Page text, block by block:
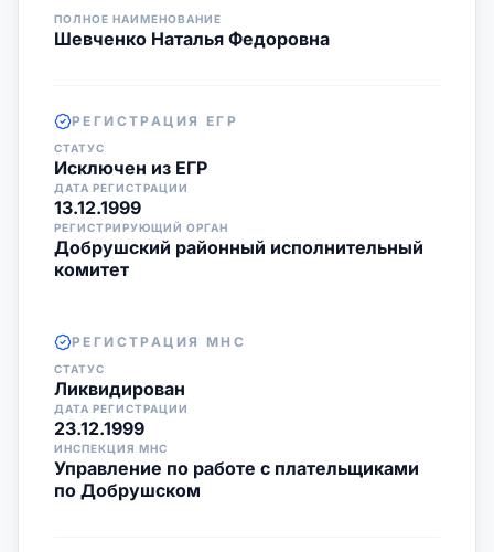
ПОЛНОЕ НАИМЕНОВАНИЕ
Шевченко Наталья Федоровна
РЕГИСТРАЦИЯ ЕГР
СТАТУС
Исключен из ЕГР
ДАТА РЕГИСТРАЦИИ
13.12.1999
РЕГИСТРИРУЮЩИЙ ОРГАН
Добрушский районный исполнительный
комитет
РЕГИСТРАЦИЯ МНС
СТАТУС
Ликвидирован
ДАТА РЕГИСТРАЦИИ
23.12.1999
ИНСПЕКЦИЯ МНС
Управление по работе с плательщиками
по Добрушском